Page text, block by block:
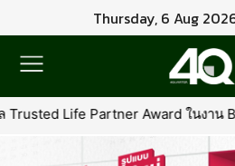
Thursday, 6 Aug
ในงาน Brand Inside Awards